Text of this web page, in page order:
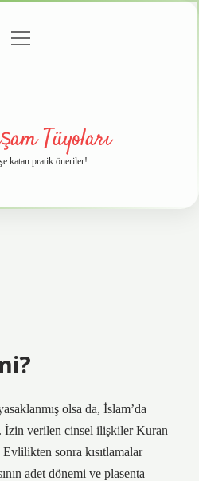
menüyü
Tüyoları
katan pratik öneriler!
olsa da, İslam’da
İzin verilen cinsel ilişkiler Kuran
Evlilikten sonra kısıtlamalar
adet dönemi ve plasenta